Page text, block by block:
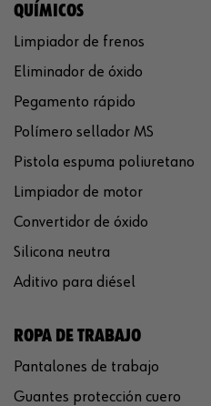
QUÍMICOS
Limpiador de frenos
Eliminador de óxido
Pegamento rápido
Polímero sellador MS
Pistola espuma poliuretano
Limpiador de motor
Convertidor de óxido
Silicona neutra
Aditivo para diésel
ROPA DE TRABAJO
Pantalones de trabajo
Guantes protección cuero